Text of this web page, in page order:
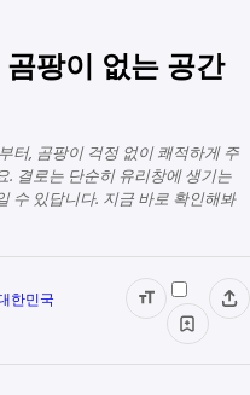
팡이 없는 공간
터, 곰팡이 걱정 없이 쾌적하게 주
. 결로는 단순히 유리창에 생기는
수 있답니다. 지금 바로 확인해봐
한민국